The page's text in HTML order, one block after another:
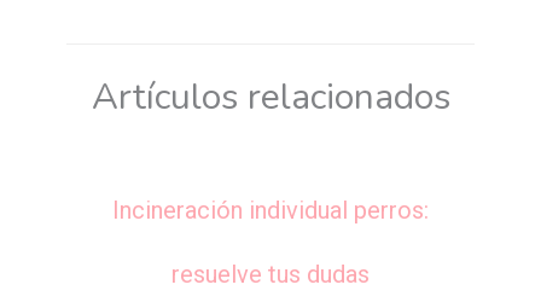
Artículos relacionados
Incineración individual perros:
resuelve tus dudas